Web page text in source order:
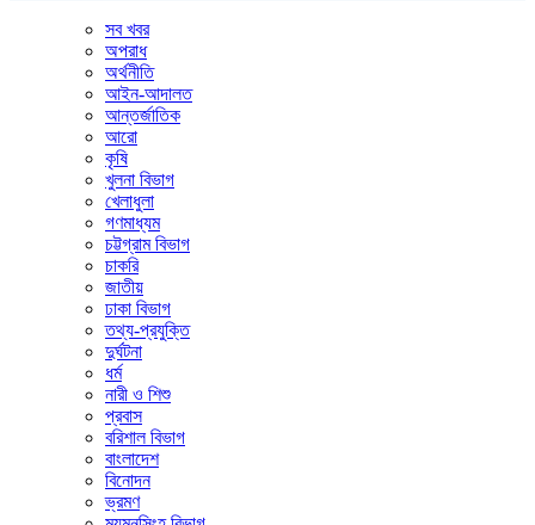
সব খবর
অপরাধ
অর্থনীতি
আইন-আদালত
আন্তর্জাতিক
আরো
কৃষি
খুলনা বিভাগ
খেলাধুলা
গণমাধ্যম
চট্টগ্রাম বিভাগ
চাকরি
জাতীয়
ঢাকা বিভাগ
তথ্য-প্রযুক্তি
দুর্ঘটনা
ধর্ম
নারী ও শিশু
প্রবাস
বরিশাল বিভাগ
বাংলাদেশ
বিনোদন
ভ্রমণ